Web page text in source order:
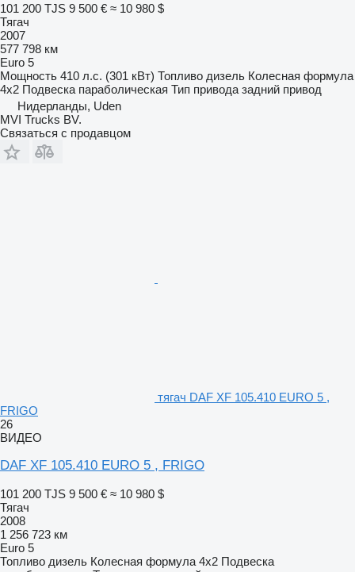
101 200 TJS 9 500 € ≈ 10 980 $
Тягач
2007
577 798 км
Euro 5
Мощность 410 л.с. (301 кВт) Топливо дизель Колесная формула
4x2 Подвеска параболическая Тип привода задний привод
Нидерланды, Uden
MVI Trucks BV.
Связаться с продавцом
тягач DAF XF 105.410 EURO 5 ,
FRIGO
26
ВИДЕО
DAF XF 105.410 EURO 5 , FRIGO
101 200 TJS 9 500 € ≈ 10 980 $
Тягач
2008
1 256 723 км
Euro 5
Топливо дизель Колесная формула 4x2 Подвеска